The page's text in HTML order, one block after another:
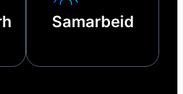
Samarbeid